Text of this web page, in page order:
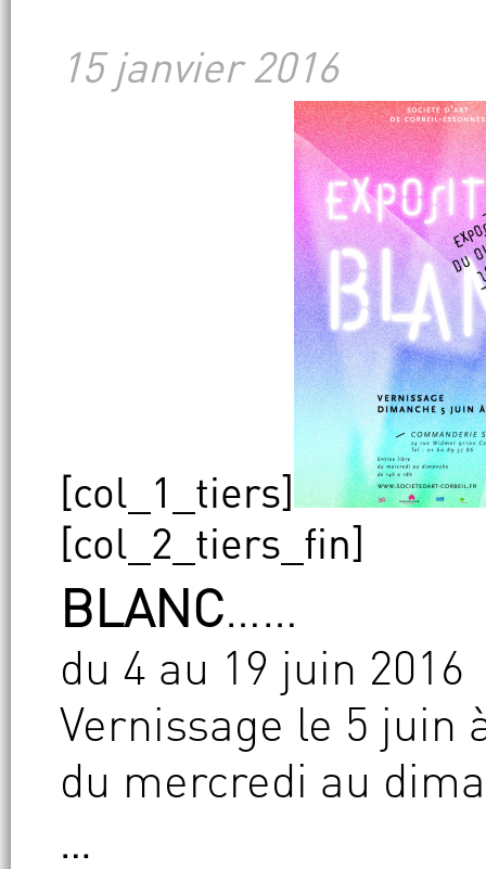
15 janvier 2016
[col_1_tiers]
[col_2_tiers_fin]
BLANC……
du 4 au 19 juin 2016
Vernissage le 5 juin
du mercredi au
…